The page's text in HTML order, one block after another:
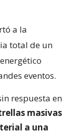
a la
total de un
eventos.
respuesta en
masivas
a una